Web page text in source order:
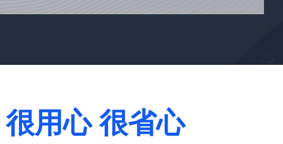
很用心 很省心